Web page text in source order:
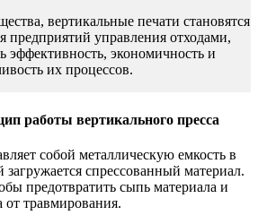
вертикальные печати становятся
предприятий управления отходами,
эффективность, экономичность и
их процессов.
работы вертикального пресса
собой металлическую емкость в
спрессованный материал.
предотвратить сыпь материала и
от травмирования.